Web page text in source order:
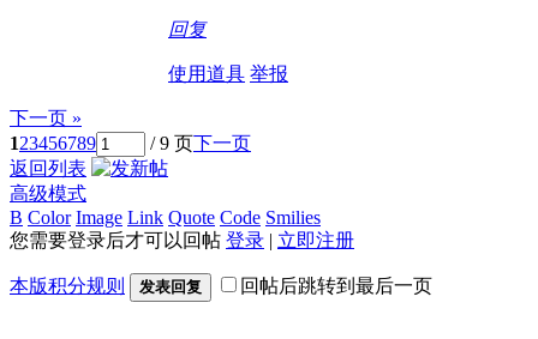
回复
使用道具 举报
下一页 »
123456789 / 9 页下一页
返回列表
高级模式
B Color Image Link Quote Code Smilies
您需要登录后才可以回帖 登录 | 立即注册
本版积分规则 发表回复 回帖后跳转到最后一页